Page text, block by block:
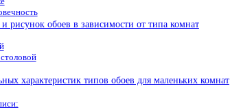
рисунок обоев в зависимости от типа комнат
характеристик типов обоев для маленьких комнат